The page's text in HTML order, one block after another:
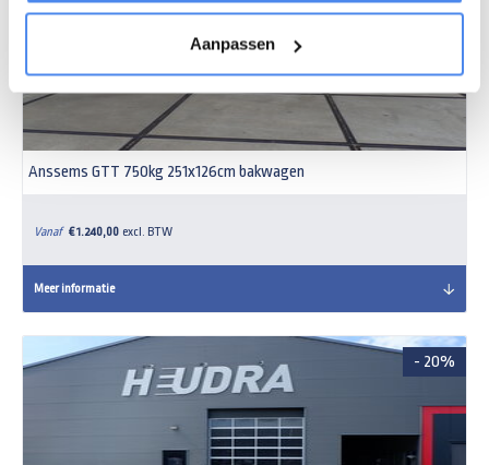
Aanpassen
Anssems GTT 750kg 251x126cm bakwagen
Vanaf € 1.240,00 excl. BTW
Meer informatie
- 20%